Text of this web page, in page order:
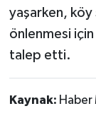
yaşarken, köy
önlenmesi için
talep etti.
Kaynak: Haber